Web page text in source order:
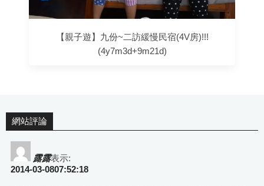
【親子遊】九份~二訪緩慢民宿(4V房)!!!
(4y7m3d+9m21d)
網站評論
露露表示:
2014-03-0807:52:18